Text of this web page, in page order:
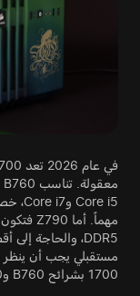
1700 بشرائح B760 وZ790 من أفضل الحلول في السوق.